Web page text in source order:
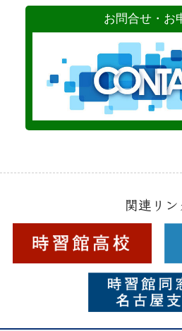
お問合せ・お
関連リン